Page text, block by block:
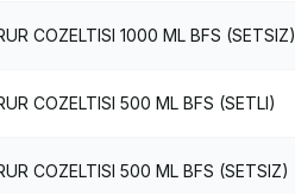
COZELTISI 1000 ML BFS (SETSIZ)
COZELTISI 500 ML BFS (SETLI)
COZELTISI 500 ML BFS (SETSIZ)